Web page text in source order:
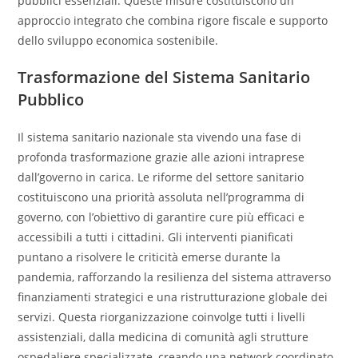
approccio integrato che combina rigore fiscale e supporto
dello sviluppo economica sostenibile.
Trasformazione del Sistema Sanitario
Pubblico
Il sistema sanitario nazionale sta vivendo una fase di
profonda trasformazione grazie alle azioni intraprese
dall’governo in carica. Le riforme del settore sanitario
costituiscono una priorità assoluta nell’programma di
governo, con l’obiettivo di garantire cure più efficaci e
accessibili a tutti i cittadini. Gli interventi pianificati
puntano a risolvere le criticità emerse durante la
pandemia, rafforzando la resilienza del sistema attraverso
finanziamenti strategici e una ristrutturazione globale dei
servizi. Questa riorganizzazione coinvolge tutti i livelli
assistenziali, dalla medicina di comunità agli strutture